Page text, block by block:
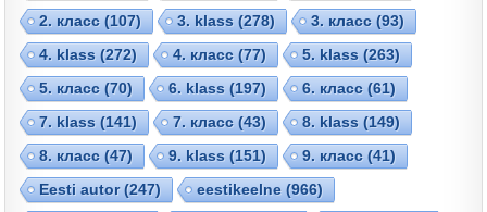
2. класс (107) 3. klass (278) 3. класс (93)
4. klass (272) 4. класс (77) 5. klass (263)
5. класс (70) 6. klass (197) 6. класс (61)
7. klass (141) 7. класс (43) 8. klass (149)
8. класс (47) 9. klass (151) 9. класс (41)
Eesti autor(247) eestikeelne (966)